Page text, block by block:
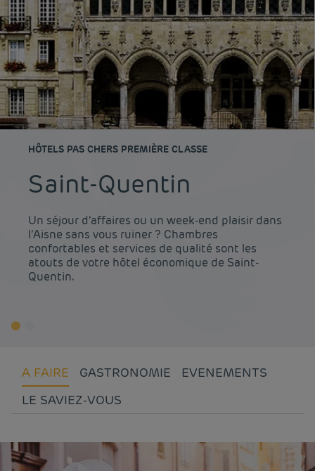
HÔTELS PAS CHERS PREMIÈRE CLASSE
Saint-Quentin
Un séjour d’affaires ou un week-end plaisir dans
l’Aisne sans vous ruiner ? Chambres
confortables et services de qualité sont les
atouts de votre hôtel économique de Saint-
Quentin.
A FAIRE GASTRONOMIE
EVENEMENTS
LE SAVIEZ-VOUS